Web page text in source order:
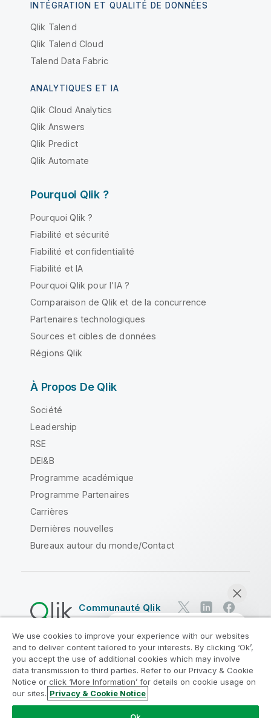
Discuter maintenant
INTÉGRATION ET QUALITÉ DE DONNÉES
Qlik Talend
Qlik Talend Cloud
Talend Data Fabric
ANALYTIQUES ET IA
Qlik Cloud Analytics
Qlik Answers
Qlik Predict
Qlik Automate
Pourquoi Qlik ?
Pourquoi Qlik ?
Fiabilité et sécurité
Fiabilité et confidentialité
Fiabilité et IA
Pourquoi Qlik pour l'IA ?
Comparaison de Qlik et de la concurrence
Partenaires technologiques
Sources et cibles de données
Régions Qlik
À Propos De Qlik
Société
Leadership
RSE
DEI&B
Programme académique
Programme Partenaires
Carrières
Dernières nouvelles
Bureaux autour du monde/Contact
Communauté Qlik
Contrats juridiques
Conditions d'utilisation des produits
Legal Policies
Conditions légales
Conditions d'utilisation
Marques
Do Not Share My Info
We use cookies to improve your experience with our websites
and to deliver content tailored to your interests. By clicking ‘Ok’,
you accept the use of additional cookies which may involve
data transmission to third parties. Refer to our Privacy & Cookie
Notice or click ‘More Information’ for details on cookie usage on
our sites. Privacy & Cookie Notice